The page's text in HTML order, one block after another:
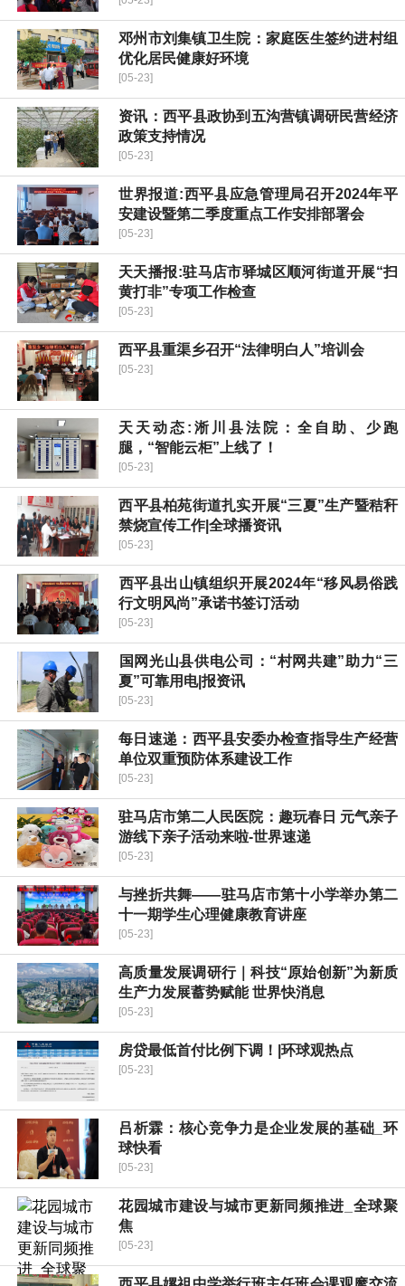
邓州市刘集镇卫生院：家庭医生签约进村组
优化居民健康好环境
[05-23]
资讯：​西平县政协到五沟营镇调研民营经济
政策支持情况
[05-23]
世界报道:​西平县应急管理局召开2024年平
安建设暨第二季度重点工作安排部署会
[05-23]
天天播报:驻马店市驿城区顺河街道开展“扫
黄打非”专项工作检查
[05-23]
西平县重渠乡召开“法律明白人”培训会
[05-23]
天天动态:淅川县法院：全自助、少跑
腿，“智能云柜”上线了！
[05-23]
​西平县柏苑街道扎实开展“三夏”生产暨秸秆
禁烧宣传工作|全球播资讯
[05-23]
​西平县出山镇组织开展2024年“移风易俗践
行文明风尚”承诺书签订活动
[05-23]
​国网光山县供电公司：“村网共建”助力“三
夏”可靠用电|报资讯
[05-23]
每日速递：​西平县安委办检查指导生产经营
单位双重预防体系建设工作
[05-23]
驻马店市第二人民医院：趣玩春日 元气亲子
游线下亲子活动来啦-世界速递
[05-23]
与挫折共舞——驻马店市第十小学举办第二
十一期学生心理健康教育讲座
[05-23]
高质量发展调研行｜科技“原始创新”为新质
生产力发展蓄势赋能 世界快消息
[05-23]
房贷最低首付比例下调！|环球观热点
[05-23]
吕析霖：核心竞争力是企业发展的基础_环
球快看
[05-23]
花园城市建设与城市更新同频推进_全球聚
焦
[05-23]